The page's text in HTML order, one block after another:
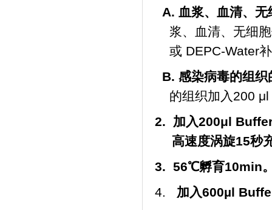
A. 血浆、血清、
浆、血清、无细
或 DEPC-Water
B.感染病毒的组织
的组织加入200
2. 加入200μl
高速度涡旋15秒
3. 56℃孵育10min
4. 加入600µl